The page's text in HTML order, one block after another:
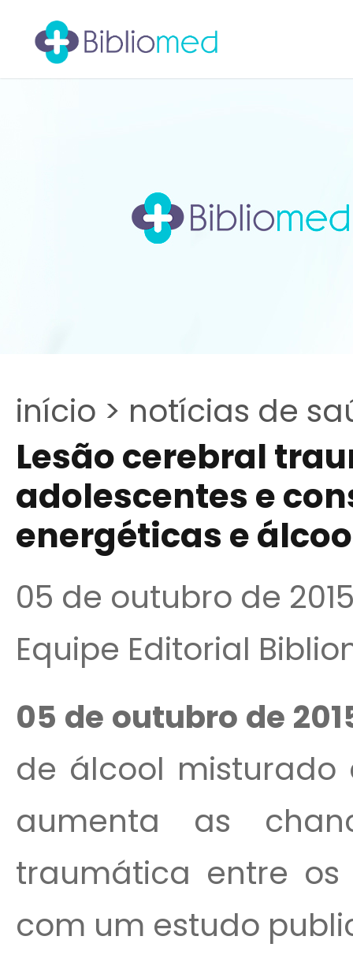
início > notícias de
Lesão cerebral
adolescentes e
energéticas e
05 de outubro de
Equipe Editorial
05 de outubro de
de álcool misturado
aumenta as
traumática entre
com um estudo